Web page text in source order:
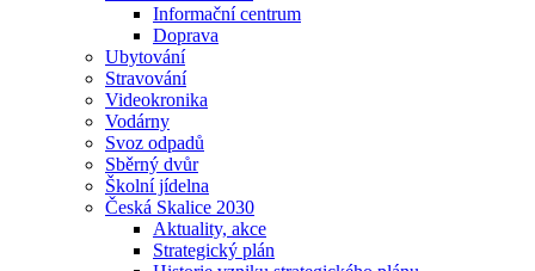
Informační centrum
Doprava
Ubytování
Stravování
Videokronika
Vodárny
Svoz odpadů
Sběrný dvůr
Školní jídelna
Česká Skalice 2030
Aktuality, akce
Strategický plán